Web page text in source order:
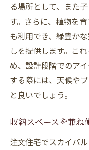
る場所として、また
す。さらに、植物を
も利用でき、緑豊か
しを提供します。こ
め、設計段階でのア
する際には、天候や
と良いでしょう。
収納スペースを兼ね
注文住宅でスカイバ